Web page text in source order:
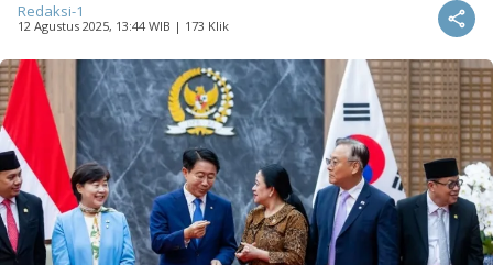
Redaksi-1
12 Agustus 2025, 13:44 WIB | 173 Klik